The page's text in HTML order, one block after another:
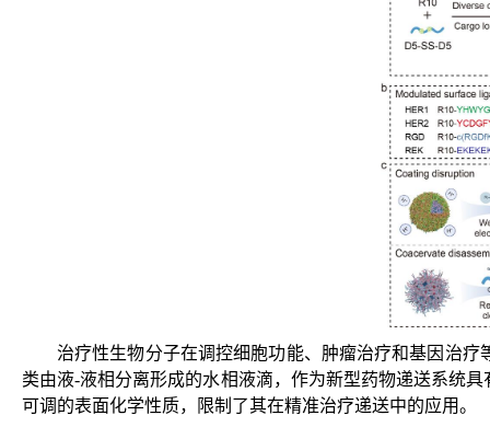
治疗性生物分子在调控细胞功能、肿瘤治疗和基因治
类由液-液相分离形成的水相液滴，作为新型药物递送系统
可调的表面化学性质，限制了其在精准治疗递送中的应用。